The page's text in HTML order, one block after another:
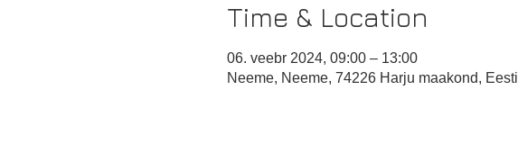
Time & Location
06. veebr 2024, 09:00 – 13:00
Neeme, Neeme, 74226 Harju maakond, Eesti